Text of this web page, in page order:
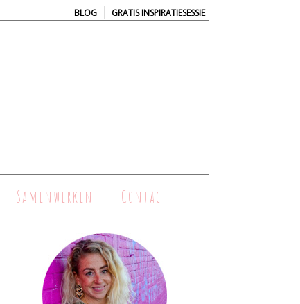
BLOG | GRATIS INSPIRATIESESSIE
Samenwerken Contact